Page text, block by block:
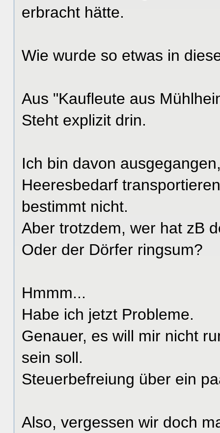
erbracht hätte.
Wie wurde so etwas in
Aus "Kaufleute aus
Steht explizit drin.
Ich bin davon
Heeresbedarf
bestimmt nicht.
Aber trotzdem, wer hat zB
Oder der Dörfer ringsum?
Hmmm...
Habe ich jetzt Probleme.
Genauer, es will mir nicht
sein soll.
Steuerbefreiung über ein
Also, vergessen wir doch